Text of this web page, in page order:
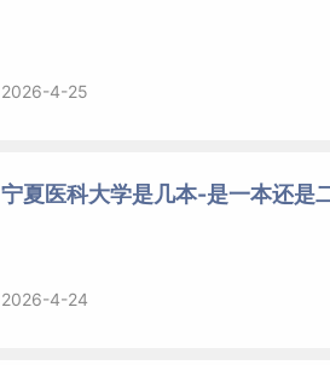
2026-4-25
宁夏医科大学是几本-是一本还是
2026-4-24